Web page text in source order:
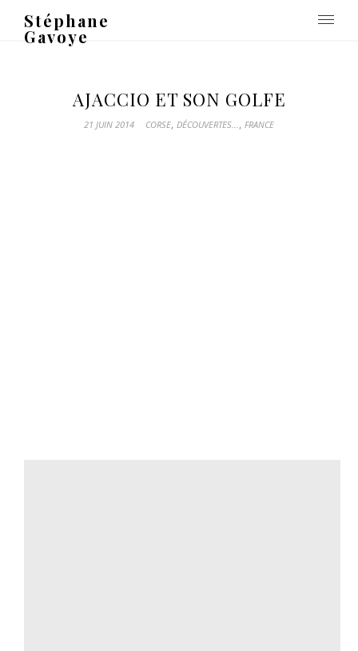
Stéphane
Gavoye
AJACCIO ET SON GOLFE
21 JUIN 2014 CORSE, DÉCOUVERTES..., FRANCE